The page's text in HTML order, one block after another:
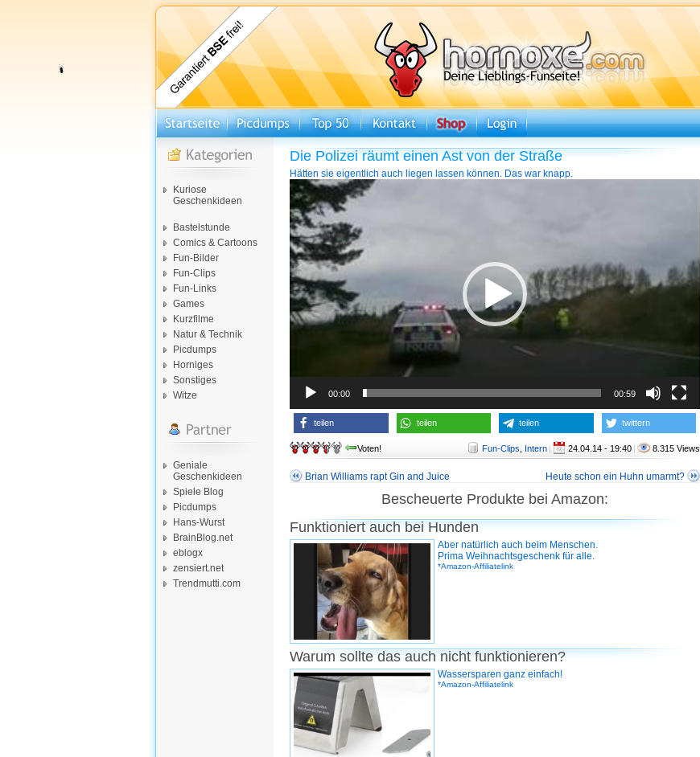
Kuriose
Geschenkideen
Bastelstunde
Comics & Cartoons
Fun-Bilder
Fun-Clips
Fun-Links
Games
Kurzfilme
Natur & Technik
Picdumps
Horniges
Sonstiges
Witze
Geniale
Geschenkideen
Spiele Blog
Picdumps
Hans-Wurst
BrainBlog.net
eblogx
zensiert.net
Trendmutti.com
Die Polizei räumt einen Ast von der Straße
Hätten sie eigentlich auch liegen lassen können. Das war knapp.
Video-
Player
00:00 00:59
teilen teilen teilen twittern
Voten! Fun-Clips Intern | 24.04.14 - 19:40 | 8.315 Views
Brian Williams rapt Gin and Juice Heute schon ein Huhn umarmt?
Bescheuerte Produkte bei Amazon:
Funktioniert auch bei Hunden
Aber natürlich auch beim Menschen.
Prima Weihnachtsgeschenk für alle.
*Amazon-Affiliatelink
Warum sollte das auch nicht funktionieren?
Wassersparen ganz einfach!
*Amazon-Affiliatelink